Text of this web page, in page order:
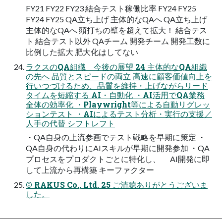
FY21 FY22 FY23 結合テスト稼働比率 FY24 FY25
FY24 FY25 QA立ち上げ 主体的なQAへ QA立ち上げ
主体的なQAへ 頭打ちの壁を超えて拡大！ 結合テス
ト 結合テスト以外 QAチーム 開発チーム 開発工数に
比例した拡大 肥大化はしてない
ラクスのQA組織 今後の展望 24 主体的なQA組織
の先へ 品質とスピードの両立 高速に顧客価値向上を
行いつづけるため、品質を維持・上げながらリード
タイムを短縮する AI・自動化 ・AI活用でQA業務
全体の効率化 ・Playwright等による自動リグレッ
ションテスト ・AIによるテスト分析・実行の支援／
人手の代替 シフトレフト
・QA自身の上流参画でテスト戦略を早期に策定 ・
QA自身の代わりにAIスキルが早期に開発参加 ・QA
プロセスをプロダクトごとに特化し、 AI開発に即
して上流から再構築 キーファクター
© RAKUS Co., Ltd. 25 ご清聴ありがとうございま
した。